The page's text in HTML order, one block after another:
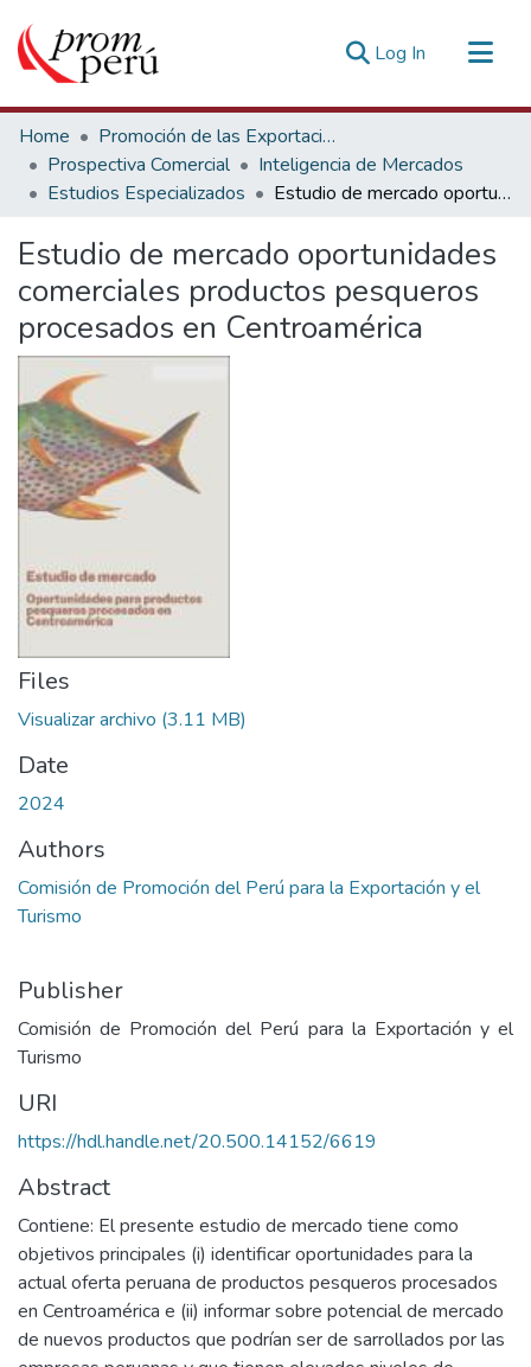
Log In (current)
Communities & Collections
All of DSpace
Statistics
Home
Promoción de las Exportaciones
Prospectiva Comercial
Inteligencia de Mercados
Estudios Especializados
Estudio de mercado oportunidades comerciales productos pesqueros procesados en Centroamérica
Estudio de mercado oportunidades
comerciales productos pesqueros
procesados en Centroamérica
Files
Visualizar archivo (3.11 MB)
Date
2024
Authors
Comisión de Promoción del Perú para la Exportación y el
Turismo
Publisher
Comisión de Promoción del Perú para la Exportación y el
Turismo
URI
https://hdl.handle.net/20.500.14152/6619
Abstract
Contiene: El presente estudio de mercado tiene como
objetivos principales (i) identificar oportunidades para la
actual oferta peruana de productos pesqueros procesados
en Centroamérica e (ii) informar sobre potencial de mercado
de nuevos productos que podrían ser de sarrollados por las